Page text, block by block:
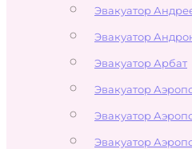
Эвакуатор
Эвакуатор
Эвакуатор Арбат
Эвакуатор
Эвакуатор
Эвакуатор